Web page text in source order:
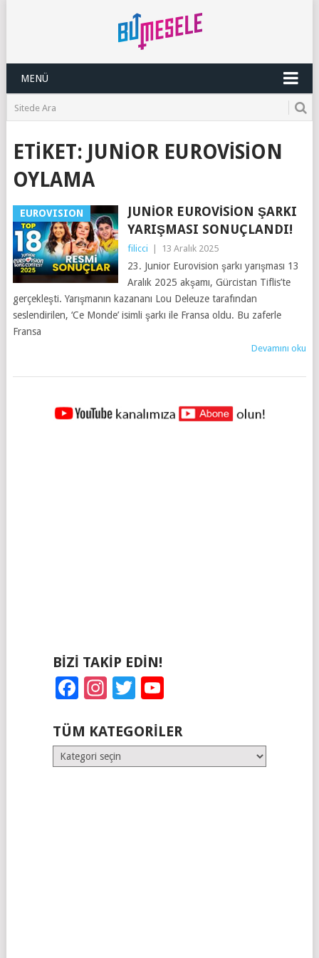
MENÜ
ETIKET: JUNIOR EUROVISION
OYLAMA
EUROVISION
JUNIOR EUROVISION ŞARKI
YARIŞMASI SONUÇLANDI!
filicci 13 Aralık 2025
23. Junior Eurovision şarkı yarışması 13
Aralık 2025 akşamı, Gürcistan Tiflis’te
gerçekleşti. Yarışmanın kazananı Lou Deleuze tarafından
seslendirilen, ‘Ce Monde’ isimli şarkı ile Fransa oldu. Bu zaferle
Fransa
Devamını oku
YAZILAR
BIZI TAKIP EDIN!
Facebook
Instagram
Twitter
TÜM KATEGORILER
Tüm
Kategoriler